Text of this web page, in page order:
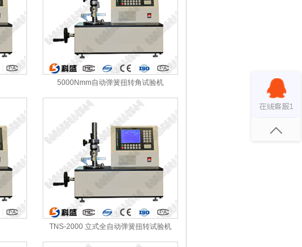
5000Nmm自动弹簧扭转角试验机
TNS-2000 立式全自动弹簧扭转试验机